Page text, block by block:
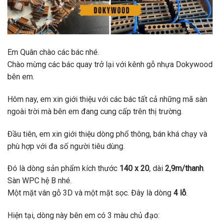
Em Quân chào các bác nhé.
Chào mừng các bác quay trở lại với kênh gỗ nhựa Dokywood
bên em.
Hôm nay, em xin giới thiệu với các bác tất cả những mã sàn
ngoài trời mà bên em đang cung cấp trên thị trường.
Đầu tiên, em xin giới thiệu dòng phổ thông, bán khá chạy và
phù hợp với đa số người tiêu dùng.
Đó là dòng sản phẩm kích thước 140 x 20, dài 2,9m/thanh.
Sàn WPC hệ B nhé.
Một mặt vân gỗ 3D và một mặt sọc. Đây là dòng 4 lỗ.
Hiện tại, dòng này bên em có 3 màu chủ đạo: